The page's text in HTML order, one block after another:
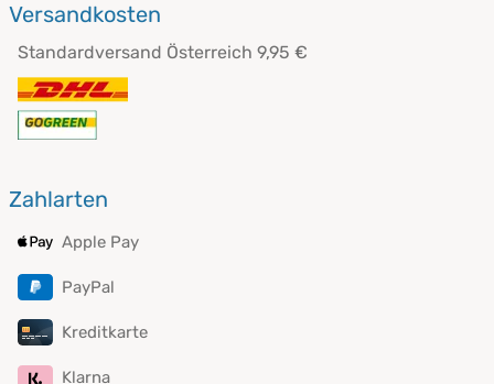
Versandkosten
Standardversand Österreich 9,95 €
Zahlarten
Apple Pay
PayPal
Kreditkarte
Klarna